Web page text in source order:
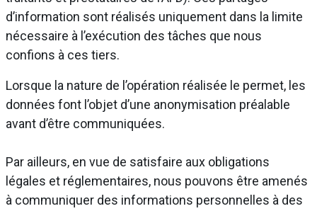
d’information sont réalisés uniquement dans la limite
nécessaire à l’exécution des tâches que nous
confions à ces tiers.
Lorsque la nature de l’opération réalisée le permet, les
données font l’objet d’une anonymisation préalable
avant d’être communiquées.
Par ailleurs, en vue de satisfaire aux obligations
légales et réglementaires, nous pouvons être amenés
à communiquer des informations personnelles à des